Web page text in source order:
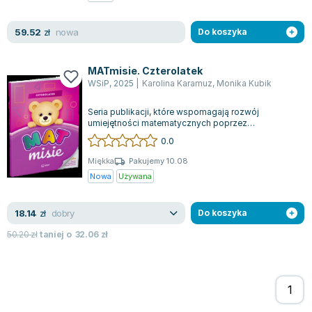
Agata Passent
Maciej Orłoś
Jo Nesbo
Katarzyna Miller
Antoine de Saint Exupery
Lew Tołstoj
Mark Twain
Marcin Meller
ks. Piotr Pawlukiewicz
Jarosław Sokołowski
59.52 zł nowa Do koszyka
MATmisie. Czterolatek
WSiP, 2025 Karolina Karamuz, Monika Kubik
Seria publikacji, które wspomagają rozwój
umiejętności matematycznych poprzez
zastosowanie zestawu magnetycznych elementów
przezna...
0.0
Miękka
Pakujemy 10.08
Nowa
Używana
18.14 zł dobry
50.20złtaniej o 32.06 zł
Do koszyka